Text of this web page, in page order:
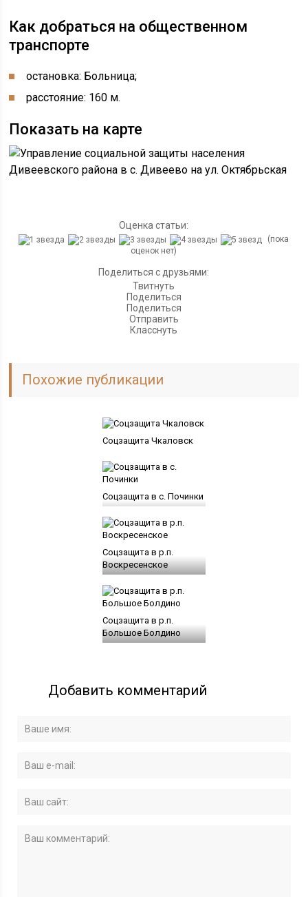
Как добраться на общественном
транспорте
остановка: Больница;
расстояние: 160 м.
Показать на карте
Оценка статьи:
(пока
оценок нет)
Поделиться с друзьями:
Твитнуть
Поделиться
Поделиться
Отправить
Класснуть
Похожие публикации
Соцзащита Чкаловск
Соцзащита в с. Починки
Соцзащита в р.п.
Воскресенское
Соцзащита в р.п.
Большое Болдино
Добавить комментарий